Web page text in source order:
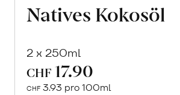
Natives Kokosöl
2 x 250ml
CHF 17.90
CHF 3.93 pro 100ml